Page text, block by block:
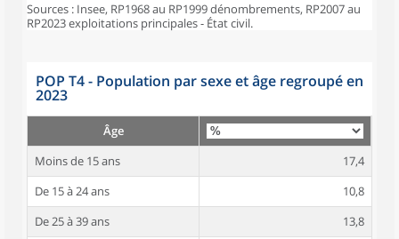
Sources : Insee, RP1968 au RP1999 dénombrements, RP2007 au
RP2023 exploitations principales - État civil.
POP T4 - Population par sexe et âge regroupé en
2023
Âge
Moins de 15 ans
17,4
De 15 à 24 ans
10,8
De 25 à 39 ans
13,8